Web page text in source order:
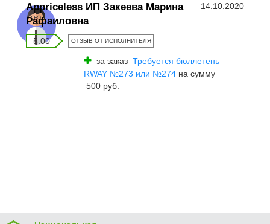
Appriceless ИП Закеева Марина
Рафаиловна
14.10.2020
5.00 ОТЗЫВ ОТ ИСПОЛНИТЕЛЯ
за заказ Требуется бюллетень
RWAY №273 или №274 на сумму
500 руб.